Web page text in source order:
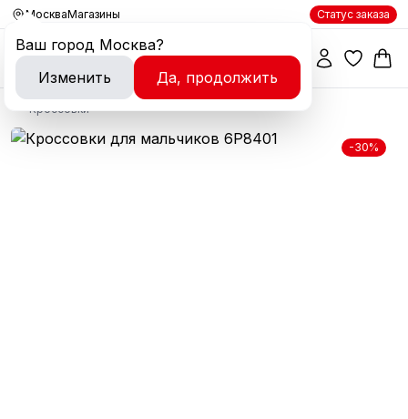
Москва
Ваш город Москва?
Изменить
Да, продолжить
Магазины Статус заказа
Кроссовки
-30%